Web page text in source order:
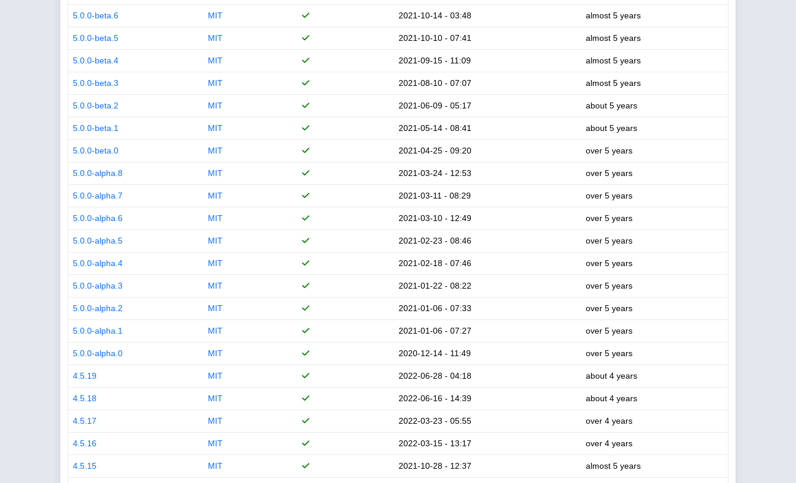
5.0.0-beta.6 MIT 2021-10-14 - 03:48 almost 5 years
5.0.0-beta.5 MIT 2021-10-10 - 07:41 almost 5 years
5.0.0-beta.4 MIT 2021-09-15 - 11:09 almost 5 years
5.0.0-beta.3 MIT 2021-08-10 - 07:07 almost 5 years
5.0.0-beta.2 MIT 2021-06-09 - 05:17 about 5 years
5.0.0-beta.1 MIT 2021-05-14 - 08:41 about 5 years
5.0.0-beta.0 MIT 2021-04-25 - 09:20 over 5 years
5.0.0-alpha.8 MIT 2021-03-24 - 12:53 over 5 years
5.0.0-alpha.7 MIT 2021-03-11 - 08:29 over 5 years
5.0.0-alpha.6 MIT 2021-03-10 - 12:49 over 5 years
5.0.0-alpha.5 MIT 2021-02-23 - 08:46 over 5 years
5.0.0-alpha.4 MIT 2021-02-18 - 07:46 over 5 years
5.0.0-alpha.3 MIT 2021-01-22 - 08:22 over 5 years
5.0.0-alpha.2 MIT 2021-01-06 - 07:33 over 5 years
5.0.0-alpha.1 MIT 2021-01-06 - 07:27 over 5 years
5.0.0-alpha.0 MIT 2020-12-14 - 11:49 over 5 years
4.5.19 MIT 2022-06-28 - 04:18 about 4 years
4.5.18 MIT 2022-06-16 - 14:39 about 4 years
4.5.17 MIT 2022-03-23 - 05:55 over 4 years
4.5.16 MIT 2022-03-15 - 13:17 over 4 years
4.5.15 MIT 2021-10-28 - 12:37 almost 5 years